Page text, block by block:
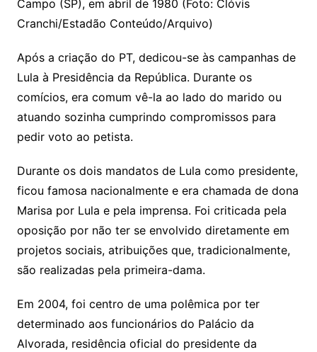
Campo (SP), em abril de 1980 (Foto: Clóvis
Cranchi/Estadão Conteúdo/Arquivo)
Após a criação do PT, dedicou-se às campanhas de
Lula à Presidência da República. Durante os
comícios, era comum vê-la ao lado do marido ou
atuando sozinha cumprindo compromissos para
pedir voto ao petista.
Durante os dois mandatos de Lula como presidente,
ficou famosa nacionalmente e era chamada de dona
Marisa por Lula e pela imprensa. Foi criticada pela
oposição por não ter se envolvido diretamente em
projetos sociais, atribuições que, tradicionalmente,
são realizadas pela primeira-dama.
Em 2004, foi centro de uma polêmica por ter
determinado aos funcionários do Palácio da
Alvorada, residência oficial do presidente da